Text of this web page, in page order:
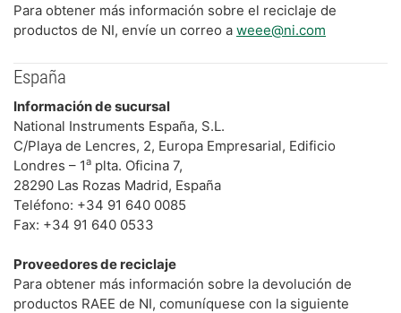
Para obtener más información sobre el reciclaje de
productos de NI, envíe un correo a weee@ni.com
España
Información de sucursal
National Instruments España, S.L.
C/Playa de Lencres, 2, Europa Empresarial, Edificio
Londres – 1a plta. Oficina 7,
28290 Las Rozas Madrid, España
Teléfono: +34 91 640 0085
Fax: +34 91 640 0533
Proveedores de reciclaje
Para obtener más información sobre la devolución de
productos RAEE de NI, comuníquese con la siguiente